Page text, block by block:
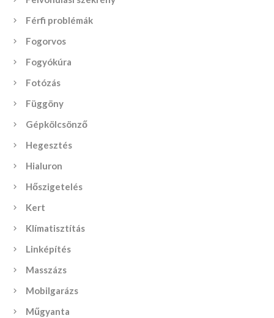
Férfi problémák
Fogorvos
Fogyókúra
Fotózás
Függöny
Gépkölcsönző
Hegesztés
Hialuron
Hőszigetelés
Kert
Klímatisztítás
Linképítés
Masszázs
Mobilgarázs
Műgyanta